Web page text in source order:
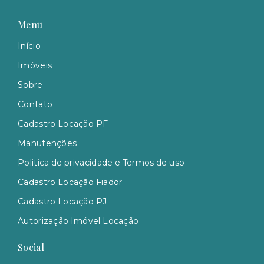
Menu
Início
Imóveis
Sobre
Contato
Cadastro Locação PF
Manutenções
Politica de privacidade e Termos de uso
Cadastro Locação Fiador
Cadastro Locação PJ
Autorização Imóvel Locação
Social